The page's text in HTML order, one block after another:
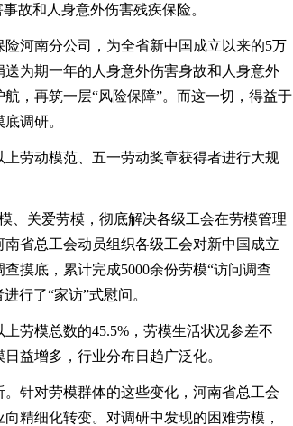
故和人身意外伤害残疾保险。
河南分公司，为全省新中国成立以来的5万
为期一年的人身意外伤害身故和人身意外
，再筑一层“风险保障”。而这一切，得益于
调研。
劳动模范、五一劳动奖章获得者进行大规
关爱劳模，彻底解决各级工会在劳模管理
省总工会动员组织各级工会对新中国成立
摸底，累计完成5000余份劳模“访问调查
行了“家访”式慰问。
模总数的45.5%，劳模生活状况参差不
益增多，行业分布日趋广泛化。
针对劳模群体的这些变化，河南省总工会
精细化转变。对调研中发现的困难劳模，